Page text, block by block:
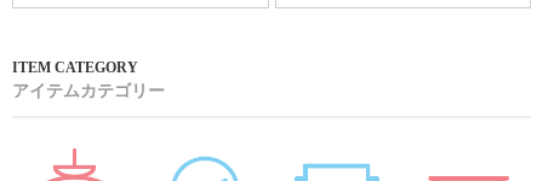
アイテムカテゴリー